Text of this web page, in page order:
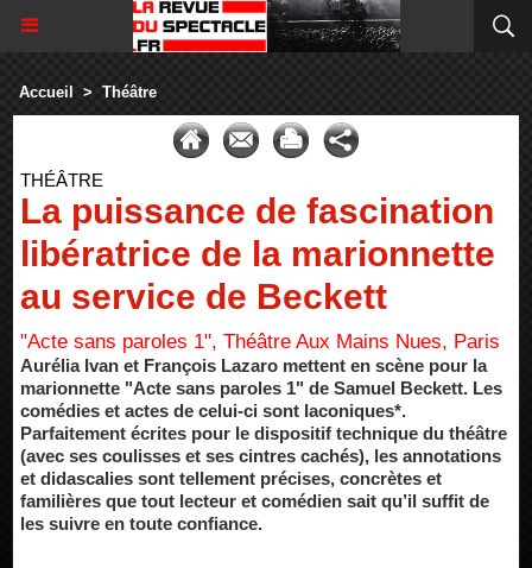
Accueil > Théâtre
THÉÂTRE
La puissance de fascination
libératrice de la marionnette
au service de Beckett
"Acte sans paroles 1", Théâtre Aux Mains Nues, Paris
Aurélia Ivan et François Lazaro mettent en scène pour la
marionnette "Acte sans paroles 1" de Samuel Beckett. Les
comédies et actes de celui-ci sont laconiques*.
Parfaitement écrites pour le dispositif technique du théâtre
(avec ses coulisses et ses cintres cachés), les annotations
et didascalies sont tellement précises, concrètes et
familières que tout lecteur et comédien sait qu’il suffit de
les suivre en toute confiance.